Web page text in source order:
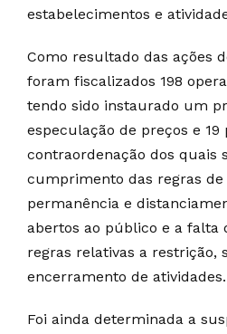
estabelecimentos e
Como resultado das ações
foram fiscalizados 198
tendo sido instaurado um
especulação de preços e 19
contraordenação dos quais
cumprimento das regras de
permanência e
abertos ao público e a falta
regras relativas a restrição,
encerramento de atividades.
Foi ainda determinada a